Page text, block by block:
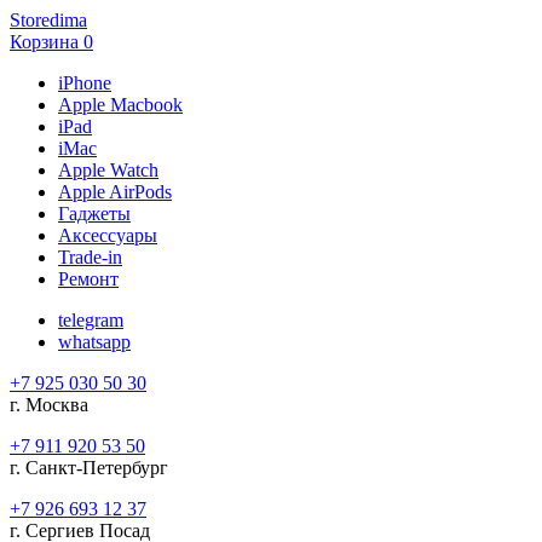
Storedima
Корзина 0
iPhone
Apple Macbook
iPad
iMac
Apple Watch
Apple AirPods
Гаджеты
Аксессуары
Trade-in
Ремонт
telegram
whatsapp
+7 925 030 50 30
г. Москва
+7 911 920 53 50
г. Санкт-Петербург
+7 926 693 12 37
г. Сергиев Посад